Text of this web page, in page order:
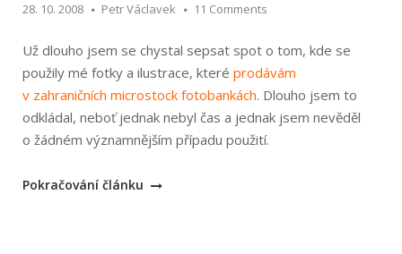
28. 10. 2008 Petr Václavek 11 Comments
Už dlouho jsem se chystal sepsat spot o tom, kde se
použily mé fotky a ilustrace, které prodávám
v zahraničních microstock fotobankách. Dlouho jsem to
odkládal, neboť jednak nebyl čas a jednak jsem nevěděl
o žádném významnějším případu použití.
„Reference:
Pokračování článku